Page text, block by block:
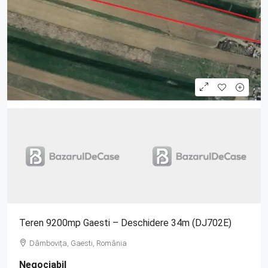
Teren 9200mp Gaesti – Deschidere 34m (DJ702E)
Dâmbovița, Gaesti, România
Negociabil